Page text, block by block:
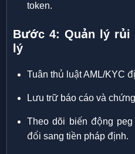
token.
Bước 4: Quản lý rủi
lý
Tuân thủ luật AML/KYC
Lưu trữ báo cáo và
Theo dõi biến động
đổi sang tiền pháp định.